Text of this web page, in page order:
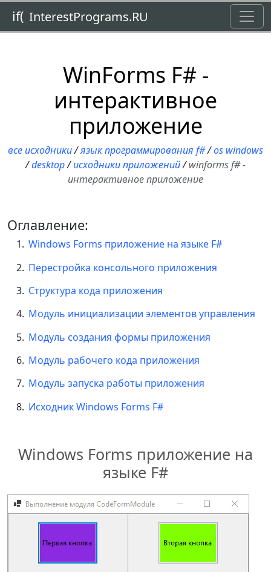
if( InterestPrograms.RU
WinForms F# -
интерактивное
приложение
все исходники/язык программирования f#/os windows
/desktop/исходники приложений/winforms f# -
интерактивное приложение
Оглавление:
Windows Forms приложение на языке F#
Перестройка консольного приложения
Структура кода приложения
Модуль инициализации элементов управления
Модуль создания формы приложения
Модуль рабочего кода приложения
Модуль запуска работы приложения
Исходник Windows Forms F#
Windows Forms приложение на
языке F#